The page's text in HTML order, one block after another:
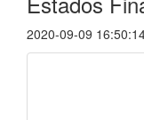
2020-09-09